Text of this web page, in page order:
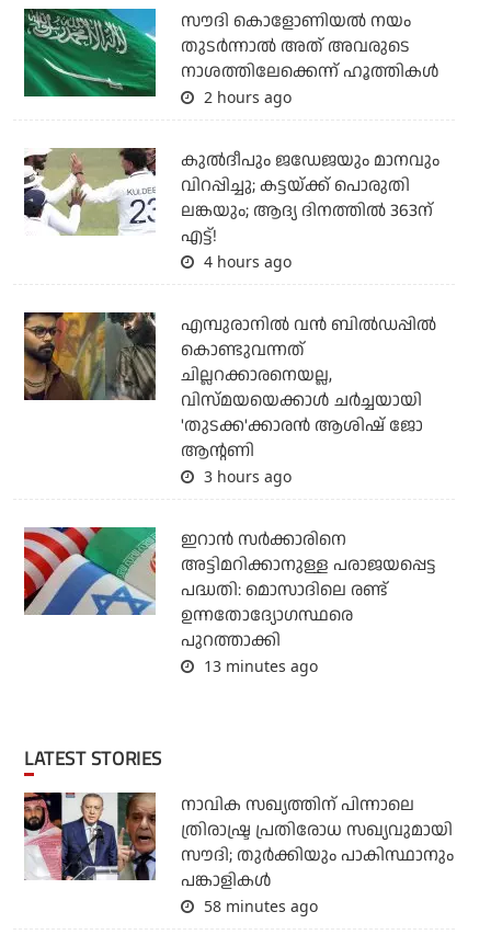
സൗദി കൊളോണിയല്‍ നയം
തുടര്‍ന്നാല്‍ അത് അവരുടെ
നാശത്തിലേക്കെന്ന് ഹൂത്തികള്‍
2 hours ago
കുല്‍ദീപും ജഡേജയും മാനവും
വിറപ്പിച്ചു; കട്ടയ്ക്ക് പൊരുതി
ലങ്കയും; ആദ്യ ദിനത്തില്‍ 363ന്
എട്ട്!
4 hours ago
എമ്പുരാനില്‍ വന്‍ ബില്‍ഡപ്പില്‍
കൊണ്ടുവന്നത്
ചില്ലറക്കാരനെയല്ല,
വിസ്മയയെക്കാള്‍ ചര്‍ച്ചയായി
'തുടക്ക'ക്കാരന്‍ ആശിഷ് ജോ
ആന്റണി
3 hours ago
ഇറാന്‍ സര്‍ക്കാരിനെ
അട്ടിമറിക്കാനുള്ള പരാജയപ്പെട്ട
പദ്ധതി: മൊസാദിലെ രണ്ട്
ഉന്നതോദ്യോഗസ്ഥരെ
പുറത്താക്കി
13 minutes ago
LATEST STORIES
നാവിക സഖ്യത്തിന് പിന്നാലെ
ത്രിരാഷ്ട്ര പ്രതിരോധ സഖ്യവുമായി
സൗദി; തുര്‍ക്കിയും പാകിസ്ഥാനും
പങ്കാളികള്‍
58 minutes ago